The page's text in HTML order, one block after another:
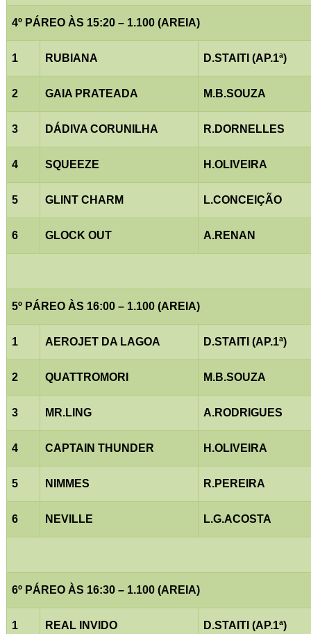
4º PÁREO ÀS 15:20 – 1.100 (AREIA)
1 RUBIANA D.STAITI (AP.1ª)
2 GAIA PRATEADA M.B.SOUZA
3 DÁDIVA CORUNILHA R.DORNELLES
4 SQUEEZE H.OLIVEIRA
5 GLINT CHARM L.CONCEIÇÃO
6 GLOCK OUT A.RENAN
5º PÁREO ÀS 16:00 – 1.100 (AREIA)
1 AEROJET DA LAGOA D.STAITI (AP.1ª)
2 QUATTROMORI M.B.SOUZA
3 MR.LING A.RODRIGUES
4 CAPTAIN THUNDER H.OLIVEIRA
5 NIMMES R.PEREIRA
6 NEVILLE L.G.ACOSTA
6º PÁREO ÀS 16:30 – 1.100 (AREIA)
1 REAL INVIDO D.STAITI (AP.1ª)